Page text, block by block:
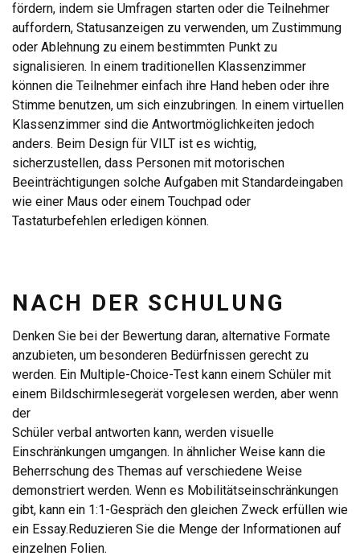
fördern, indem sie Umfragen starten oder die Teilnehmer
auffordern, Statusanzeigen zu verwenden, um Zustimmung
oder Ablehnung zu einem bestimmten Punkt zu
signalisieren. In einem traditionellen Klassenzimmer
können die Teilnehmer einfach ihre Hand heben oder ihre
Stimme benutzen, um sich einzubringen. In einem virtuellen
Klassenzimmer sind die Antwortmöglichkeiten jedoch
anders. Beim Design für VILT ist es wichtig,
sicherzustellen, dass Personen mit motorischen
Beeinträchtigungen solche Aufgaben mit Standardeingaben
wie einer Maus oder einem Touchpad oder
Tastaturbefehlen erledigen können.
NACH DER SCHULUNG
Denken Sie bei der Bewertung daran, alternative Formate
anzubieten, um besonderen Bedürfnissen gerecht zu
werden. Ein Multiple-Choice-Test kann einem Schüler mit
einem Bildschirmlesegerät vorgelesen werden, aber wenn
der
Schüler verbal antworten kann, werden visuelle
Einschränkungen umgangen. In ähnlicher Weise kann die
Beherrschung des Themas auf verschiedene Weise
demonstriert werden. Wenn es Mobilitätseinschränkungen
gibt, kann ein 1:1-Gespräch den gleichen Zweck erfüllen wie
ein Essay.Reduzieren Sie die Menge der Informationen auf
einzelnen Folien.